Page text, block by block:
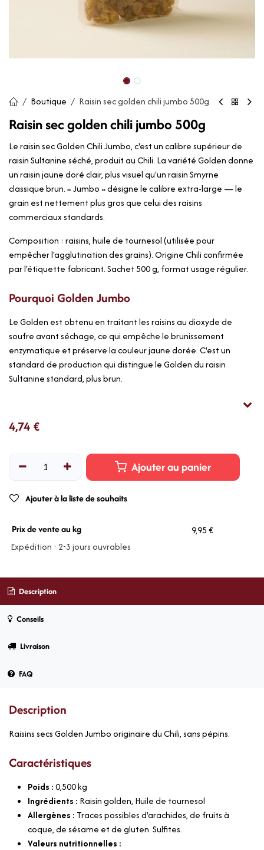
Boutique Raisin sec golden chili jumbo 500g
Raisin sec golden chili jumbo 500g
Le raisin sec Golden Chili Jumbo, c'est un calibre supérieur de
raisin Sultanine séché, produit au Chili. La variété Golden donne
un raisin jaune doré clair, plus visuel qu'un raisin Smyrne
classique brun. « Jumbo » désigne le calibre extra-large — le
grain est nettement plus gros que celui des raisins
commerciaux standards.
Composition : raisins, huile de tournesol (utilisée pour
empêcher l'agglutination des grains). Origine Chili confirmée
par l'étiquette fabricant. Sachet 500 g, format usage régulier.
Pourquoi Golden Jumbo
Le Golden est obtenu en traitant les raisins au dioxyde de
soufre avant séchage, ce qui empêche le brunissement
enzymatique et préserve la couleur jaune dorée. C'est un
standard de production qui distingue le Golden du raisin
Sultanine standard, plus brun.
4,74 €
Ajouter au panier
Ajouter à la liste de souhaits
Prix de vente au kg
9,95 €
Expédition : 2-3 jours ouvrables
Description
Conseils
Livraison
FAQ
Description
Raisins secs Golden Jumbo originaire du Chili, sans pépins.
Caractéristiques
Poids :0,500kg
Ingrédients : Raisin golden, Huile de tournesol
Allergènes : Traces possibles d'arachides, de fruits à
coque, de sésame et de gluten. Sulfites.
Valeurs nutritionnelles :